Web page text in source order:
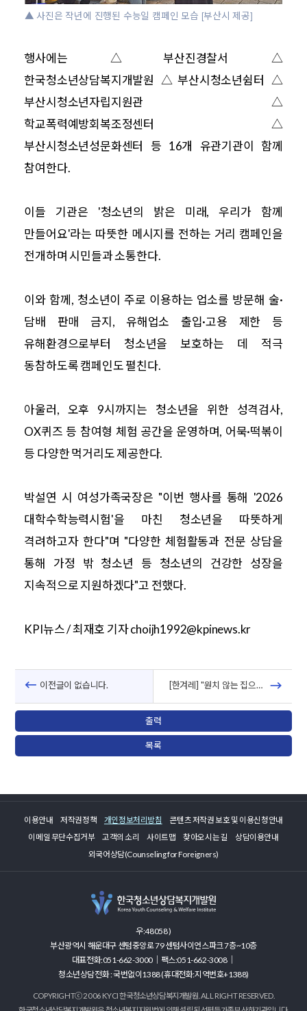
▲ 사진은 작년에 진행된 수능일 캠페인 모습 [부산시 제공]
행사에는 △부산진경찰서 △
한국청소년상담복지개발원 △부산시청소년쉼터 △
부산시청소년자립지원관 △
학교폭력예방회복조정센터 △
부산시청소년성문화센터 등 16개 유관기관이 함께
참여한다.
이들 기관은 '청소년의 밝은 미래, 우리가 함께
만들어요'라는 따뜻한 메시지를 전하는 거리 캠페인을
전개하며 시민들과 소통한다.
이와 함께, 청소년이 주로 이용하는 업소를 방문해 술·
담배 판매 금지, 유해업소 출입·고용 제한 등
유해환경으로부터 청소년을 보호하는 데 적극
동참하도록 캠페인도 펼친다.
아울러, 오후 9시까지는 청소년을 위한 성격검사,
OX퀴즈 등 참여형 체험 공간을 운영하며, 어묵·떡볶이
등 다양한 먹거리도 제공한다.
박설연 시 여성가족국장은 "이번 행사를 통해 '2026
대학수학능력시험'을 마친 청소년을 따뜻하게
격려하고자 한다"며 "다양한 체험활동과 전문 상담을
통해 가정 밖 청소년 등 청소년의 건강한 성장을
지속적으로 지원하겠다"고 전했다.
KPI뉴스 / 최재호 기자 choijh1992@kpinews.kr
이전글이 없습니다. [한겨레] "원치 않는 집으로 가는 일 없으면 좋겠어요”…‘가정밖청소년’ 토크콘서트
출력
목록
이용안내 저작권정책 개인정보처리방침
콘텐츠 저작권 보호 및 이용신청안내
이메일 무단수집거부
고객의 소리 사이트맵 찾아오시는 길
상담이용안내
외국어상담(Counseling for Foreigners)
우:48058 )
부산광역시 해운대구 센텀중앙로 79 센텀사이언스파크 7층~10층
대표전화:051-662-3000｜팩스:051-662-3008｜
청소년상담전화 : 국번없이1388 (휴대전화:지역번호+1388)
COPYRIGHTⓒ 2006 KYCI 한국청소년상담복지개발원. ALL RIGHT RESERVED.